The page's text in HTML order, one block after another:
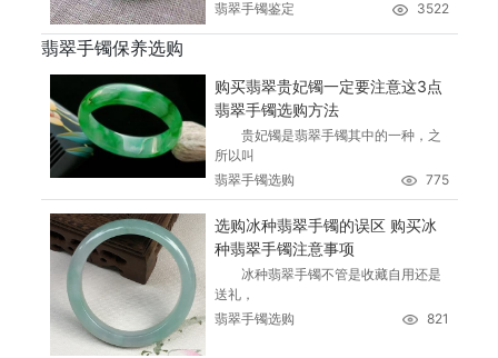
翡翠手镯鉴定
3522
翡翠手镯保养选购
购买翡翠贵妃镯一定要注意这3点
翡翠手镯选购方法
贵妃镯是翡翠手镯其中的一种，之
所以叫
翡翠手镯选购
775
选购冰种翡翠手镯的误区 购买冰
种翡翠手镯注意事项
冰种翡翠手镯不管是收藏自用还是
送礼，
翡翠手镯选购
821